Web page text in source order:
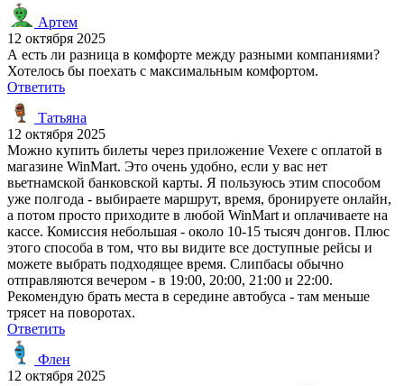
Артем
12 октября 2025
А есть ли разница в комфорте между разными компаниями?
Хотелось бы поехать с максимальным комфортом.
Ответить
Татьяна
12 октября 2025
Можно купить билеты через приложение Vexere с оплатой в
магазине WinMart. Это очень удобно, если у вас нет
вьетнамской банковской карты. Я пользуюсь этим способом
уже полгода - выбираете маршрут, время, бронируете онлайн,
а потом просто приходите в любой WinMart и оплачиваете на
кассе. Комиссия небольшая - около 10-15 тысяч донгов. Плюс
этого способа в том, что вы видите все доступные рейсы и
можете выбрать подходящее время. Слипбасы обычно
отправляются вечером - в 19:00, 20:00, 21:00 и 22:00.
Рекомендую брать места в середине автобуса - там меньше
трясет на поворотах.
Ответить
Флен
12 октября 2025